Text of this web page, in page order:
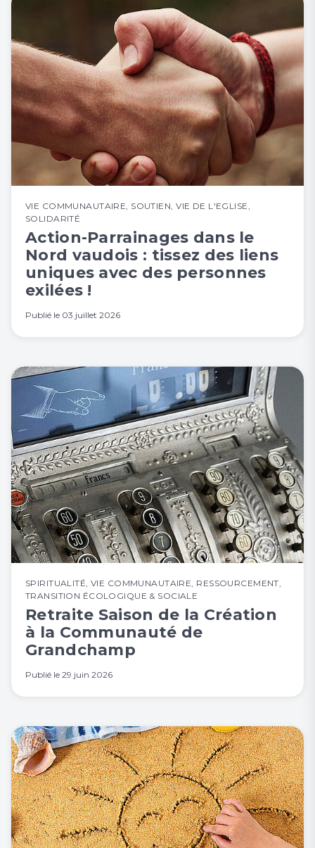
VIE COMMUNAUTAIRE, SOUTIEN,VIE DE L'EGLISE,
SOLIDARITÉ
Action-Parrainages dans le
Nord vaudois : tissez des liens
uniques avec des personnes
exilées !
Publié le 03 juillet 2026
SPIRITUALITÉ,VIE COMMUNAUTAIRE, RESSOURCEMENT,
TRANSITION ÉCOLOGIQUE & SOCIALE
Retraite Saison de la Création
à la Communauté de
Grandchamp
Publié le 29 juin 2026